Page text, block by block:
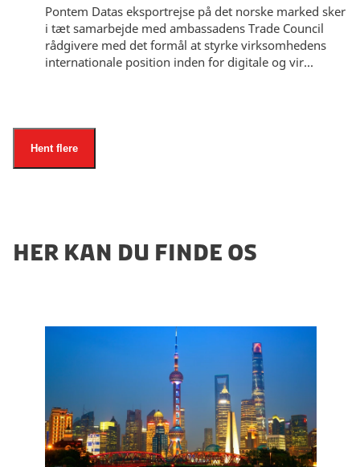
Pontem Datas eksportrejse på det norske marked sker
i tæt samarbejde med ambassadens Trade Council
rådgivere med det formål at styrke virksomhedens
internationale position inden for digitale og vir...
Hent flere
HER KAN DU FINDE OS